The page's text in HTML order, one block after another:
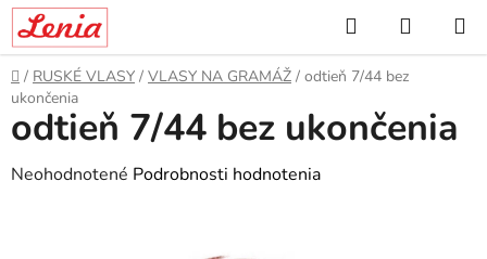
Prejsť
obsah
Hľadať
KOŠÍK
Domov
/ RUSKÉ VLASY / VLASY NA GRAMÁŽ / odtieň 7/44 bez
ukončenia
odtieň 7/44 bez ukončenia
Priemerné
Neohodnotené Podrobnosti hodnotenia